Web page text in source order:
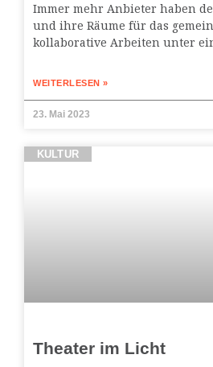
Immer mehr Anbieter haben
und ihre Räume für das
kollaborative Arbeiten unter
WEITERLESEN »
23. Mai 2023
KULTUR
Theater im Licht